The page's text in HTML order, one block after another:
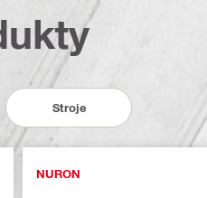
Stroje
NURON